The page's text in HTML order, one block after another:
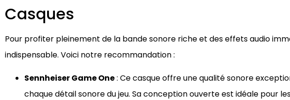
Casques
Pour profiter pleinement de la bande sonore riche et des effets audio
indispensable. Voici notre recommandation :
Sennheiser Game One: Ce casque offre une qualité sonore
chaque détail sonore du jeu. Sa conception ouverte est idéale pour